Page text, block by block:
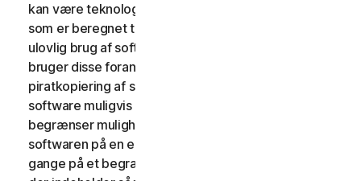
kan være teknologiske forholdsregler i softwaren,
som er beregnet til at forhindre uautoriseret eller
ulovlig brug af softwaren. Du accepterer, at vi muligvis
bruger disse foranstaltninger til at beskytte os mod
piratkopiering af software (f.eks. indeholder denne
software muligvis håndhævelsesteknologi, som
begrænser muligheden for at afinstallere og fjerne
softwaren på en enhed mere end et begrænset antal
gange på et begrænset antal enheder). Softwaren,